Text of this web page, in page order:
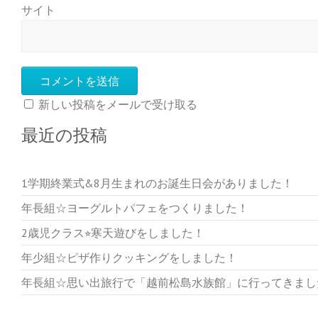
サイト
新しい投稿をメールで受け取る
最近の投稿
1学期終業式&8月生まれのお誕生日会がありました！
年長組☆ヨーグルトパフェをつくりました！
2歳児クラス⭐︎寒天遊びをしました！
年少組☆ピザ作りクッキングをしました！
年長組☆思い出旅行で「越前松島水族館」に行ってきま